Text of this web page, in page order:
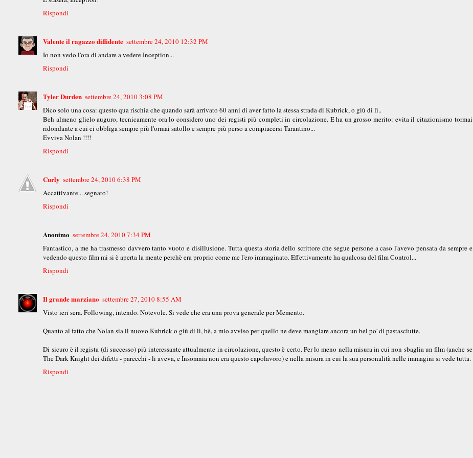
Rispondi
Valente il ragazzo diffidente settembre 24, 2010 12:32 PM
Io non vedo l'ora di andare a vedere Inception...
Rispondi
Tyler Durden settembre 24, 2010 3:08 PM
Dico solo una cosa: questo qua rischia che quando sarà arrivato 60 anni di aver fatto la stessa strada di Kubrick, o giù di lì..
Beh almeno glielo auguro, tecnicamente ora lo considero uno dei registi più completi in circolazione. E ha un grosso merito: evita il citazionismo tormai
ridondante a cui ci obbliga sempre più l'ormai satollo e sempre più perso a compiacersi Tarantino...
Evviva Nolan !!!!
Rispondi
Curly settembre 24, 2010 6:38 PM
Accattivante... segnato!
Rispondi
Anonimo settembre 24, 2010 7:34 PM
Fantastico, a me ha trasmesso davvero tanto vuoto e disillusione. Tutta questa storia dello scrittore che segue persone a caso l'avevo pensata da sempre e
vedendo questo film mi si è aperta la mente perchè era proprio come me l'ero immaginato. Effettivamente ha qualcosa del film Control...
Rispondi
Il grande marziano settembre 27, 2010 8:55 AM
Visto ieri sera. Following, intendo. Notevole. Si vede che era una prova generale per Memento.
Quanto al fatto che Nolan sia il nuovo Kubrick o giù di lì, bè, a mio avviso per quello ne deve mangiare ancora un bel po' di pastasciutte.
Di sicuro è il regista (di successo) più interessante attualmente in circolazione, questo è certo. Per lo meno nella misura in cui non sbaglia un film (anche se
The Dark Knight dei difetti - parecchi - li aveva, e Insomnia non era questo capolavoro) e nella misura in cui la sua personalità nelle immagini si vede tutta.
Rispondi